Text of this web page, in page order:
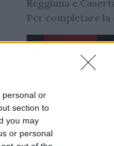
personal or
section to
you may
or personal
Reggiana e
Per completare la